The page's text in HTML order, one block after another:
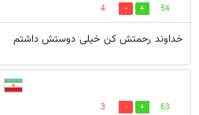
54
4
خداوند رحمتش کن خیلی دوستش داشتم
63
3